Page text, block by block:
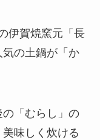
伊賀焼窯元「長
の土鍋が「か
「むらし」の
味しく炊ける